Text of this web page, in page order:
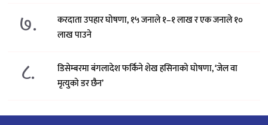
७.
करदाता उपहार घोषणा, १५ जनाले १–१ लाख र एक जनाले १०
लाख पाउने
८.
डिसेम्बरमा बंगलादेश फर्किने शेख हसिनाको घोषणा, ‘जेल वा
मृत्युको डर छैन’